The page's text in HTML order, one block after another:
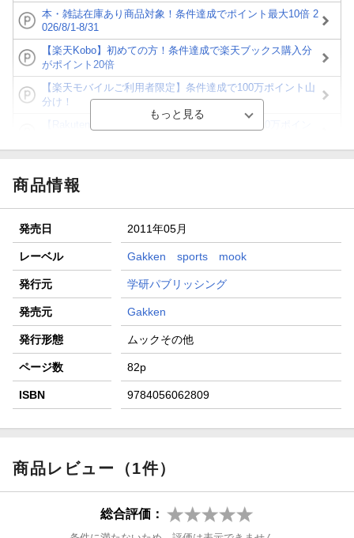
本・雑誌在庫あり商品対象！条件達成でポイント最大10倍 2
026/8/1-8/31
【楽天Kobo】初めての方！条件達成で楽天ブックス購入分
がポイント20倍
【楽天モバイルご利用者限定】条件達成で100万ポイント山
分け！
が当たる！
楽天モバイル紹介キャンペーンの拡散で300円OFFクーポン
進呈
条件達成で楽天限定・宝塚歌劇 宙組貸切公演ペアチケット
が当たる
商品情報
発売日 2011年05月
レーベル Gakken sports mook
発行元 学研パブリッシング
発売元 Gakken
発行形態 ムックその他
ページ数 82p
ISBN 9784056062809
商品レビュー（1件）
総合評価：